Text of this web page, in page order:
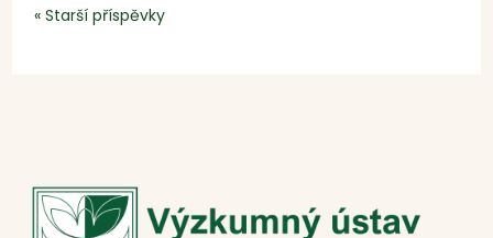
« Starší příspěvky